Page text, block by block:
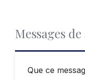
Messages
Que ce